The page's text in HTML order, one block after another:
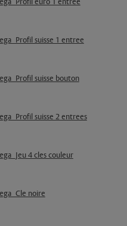
euro 1 entree
suisse 1 entree
suisse bouton
suisse 2 entrees
4 cles couleur
noire